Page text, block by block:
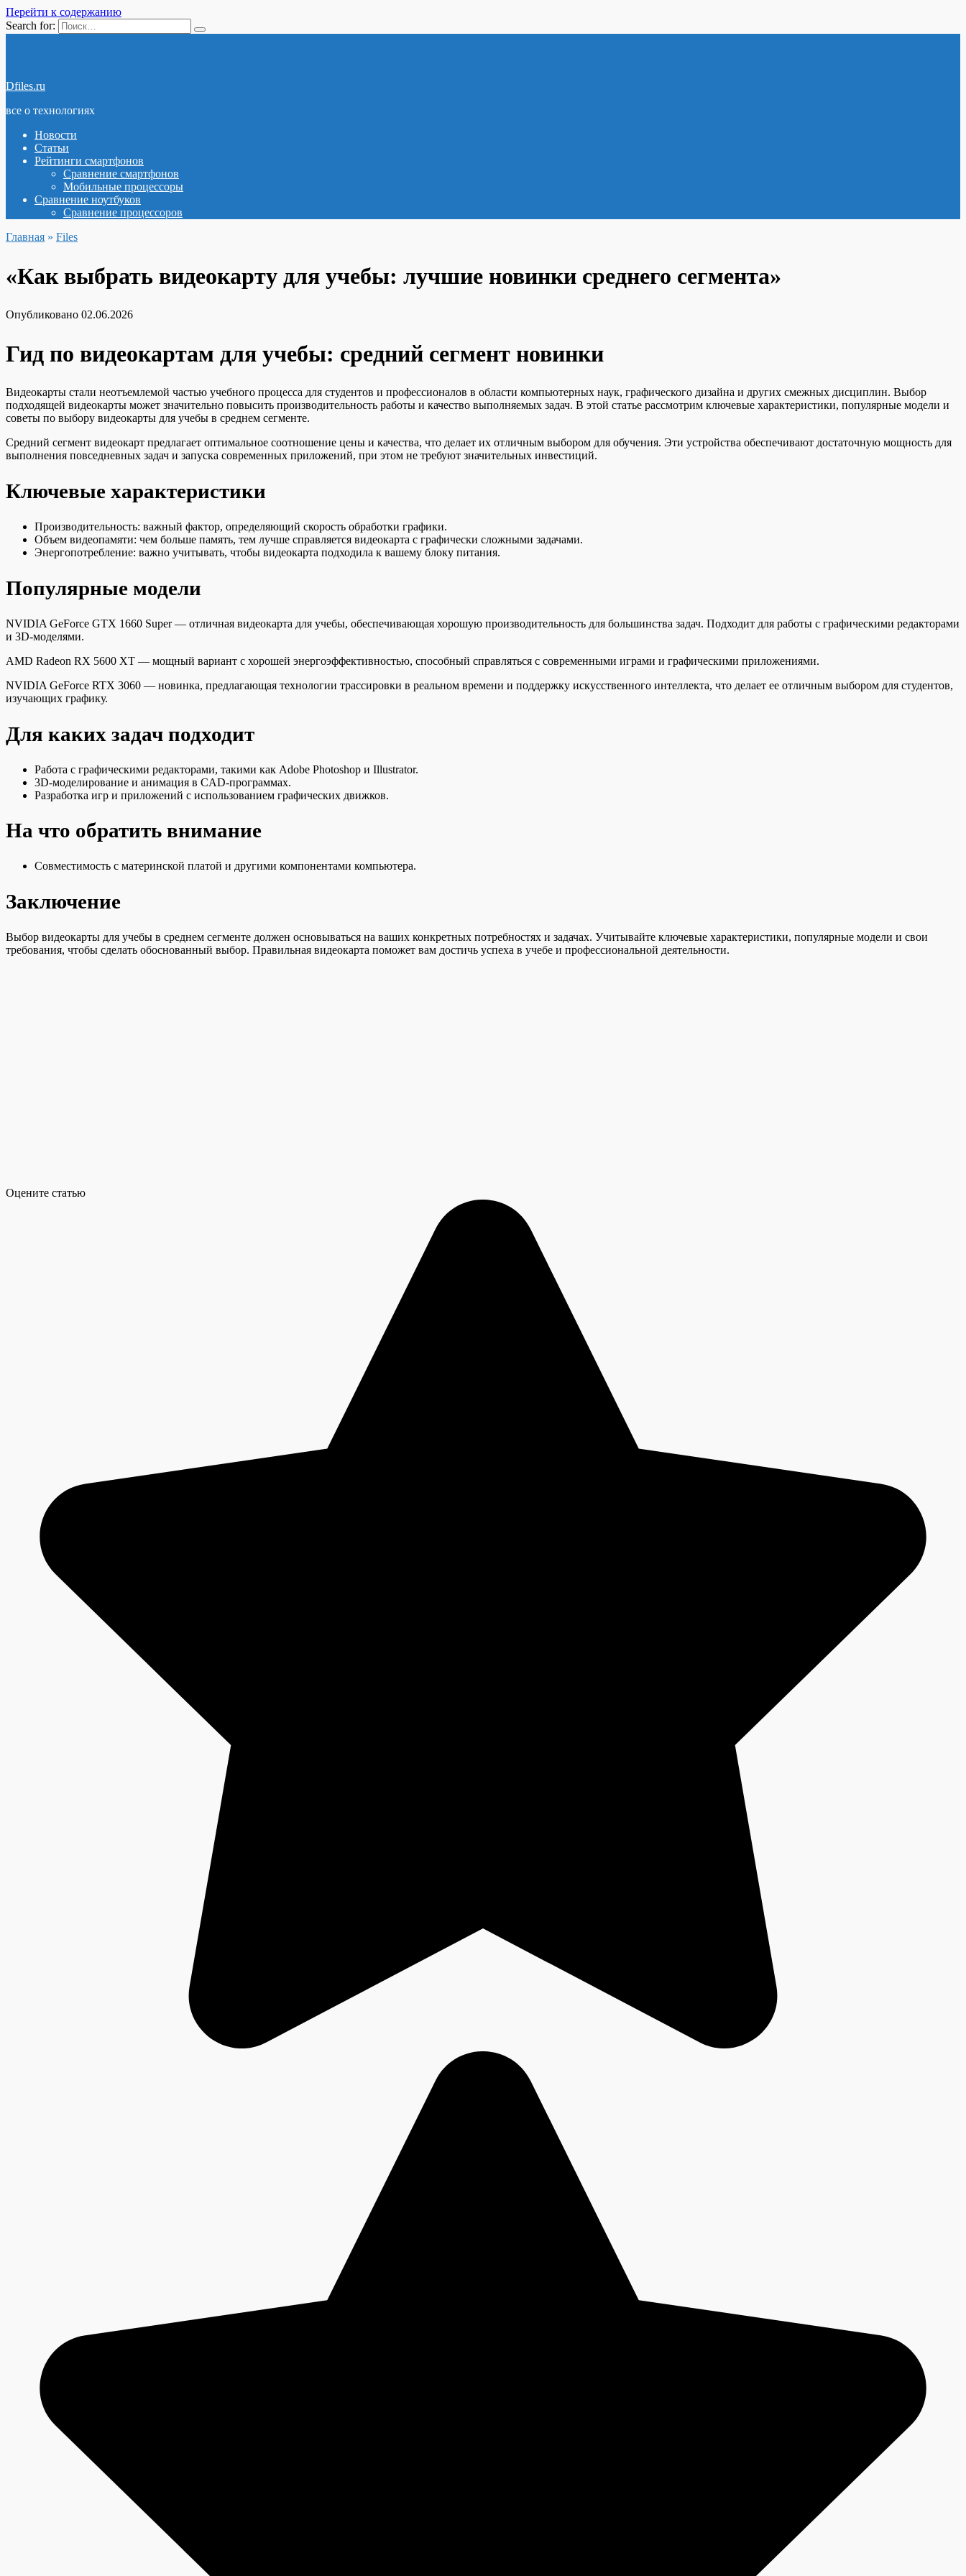
Перейти к содержанию
Search for:
Dfiles.ru
все о технологиях
Новости
Статьи
Рейтинги смартфонов
Сравнение смартфонов
Мобильные процессоры
Сравнение ноутбуков
Сравнение процессоров
Главная » Files
«Как выбрать видеокарту для учебы: лучшие новинки среднего сегмента»
Опубликовано 02.06.2026
Гид по видеокартам для учебы: средний сегмент новинки
Видеокарты стали неотъемлемой частью учебного процесса для студентов и профессионалов в области компьютерных наук, графического дизайна и других смежных дисциплин. Выбор
подходящей видеокарты может значительно повысить производительность работы и качество выполняемых задач. В этой статье рассмотрим ключевые характеристики, популярные модели и
советы по выбору видеокарты для учебы в среднем сегменте.
Средний сегмент видеокарт предлагает оптимальное соотношение цены и качества, что делает их отличным выбором для обучения. Эти устройства обеспечивают достаточную мощность для
выполнения повседневных задач и запуска современных приложений, при этом не требуют значительных инвестиций.
Ключевые характеристики
Производительность: важный фактор, определяющий скорость обработки графики.
Объем видеопамяти: чем больше память, тем лучше справляется видеокарта с графически сложными задачами.
Энергопотребление: важно учитывать, чтобы видеокарта подходила к вашему блоку питания.
Популярные модели
NVIDIA GeForce GTX 1660 Super — отличная видеокарта для учебы, обеспечивающая хорошую производительность для большинства задач. Подходит для работы с графическими редакторами
и 3D-моделями.
AMD Radeon RX 5600 XT — мощный вариант с хорошей энергоэффективностью, способный справляться с современными играми и графическими приложениями.
NVIDIA GeForce RTX 3060 — новинка, предлагающая технологии трассировки в реальном времени и поддержку искусственного интеллекта, что делает ее отличным выбором для студентов,
изучающих графику.
Для каких задач подходит
Работа с графическими редакторами, такими как Adobe Photoshop и Illustrator.
3D-моделирование и анимация в CAD-программах.
Разработка игр и приложений с использованием графических движков.
На что обратить внимание
Совместимость с материнской платой и другими компонентами компьютера.
Заключение
Выбор видеокарты для учебы в среднем сегменте должен основываться на ваших конкретных потребностях и задачах. Учитывайте ключевые характеристики, популярные модели и свои
требования, чтобы сделать обоснованный выбор. Правильная видеокарта поможет вам достичь успеха в учебе и профессиональной деятельности.
Оцените статью